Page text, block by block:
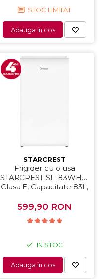
STOC LIMITAT
Adauga in cos
STARCREST
Frigider cu o usa
STARCREST SF-83WHE,
Clasa E, Capacitate 83L,
Compartiment gheata, H
85 cm, Alb
599,90 RON
IN STOC
Adauga in cos